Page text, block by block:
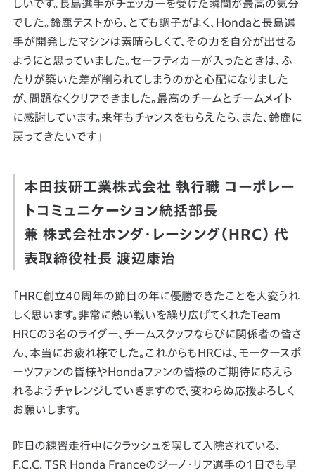
しいです。長島選手がチェッカーを受けた瞬間が最高の気分
でした。鈴鹿テストから、とても調子がよく、Hondaと長島選
手が開発したマシンは素晴らしくて、その力を自分が出せる
ようにと思っていました。セーフティカーが入ったときは、ふ
たりが築いた差が削られてしまうのかと心配になりました
が、問題なくクリアできました。最高のチームとチームメイト
に感謝しています。来年もチャンスをもらえたら、また、鈴鹿に
戻ってきたいです」
本田技研工業株式会社 執行職 コーポレー
トコミュニケーション統括部長
兼 株式会社ホンダ・レーシング（HRC） 代
表取締役社長 渡辺康治
「HRC創立40周年の節目の年に優勝できたことを大変うれ
しく思います。非常に熱い戦いを繰り広げてくれたTeam
HRCの3名のライダー、チームスタッフならびに関係者の皆さ
ん、本当にお疲れ様でした。これからもHRCは、モータースポ
ーツファンの皆様やHondaファンの皆様のご期待に応えら
れるようチャレンジしていきますので、変わらぬ応援よろしく
お願いします。
昨日の練習走行中にクラッシュを喫して入院されている、
F.C.C. TSR Honda Franceのジーノ・リア選手の1日でも早